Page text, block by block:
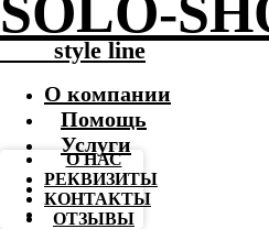
SOLO-
-------style line
О компании
Помощь
Услуги
О НАС
РЕКВИЗИТЫ
КОНТАКТЫ
ОТЗЫВЫ